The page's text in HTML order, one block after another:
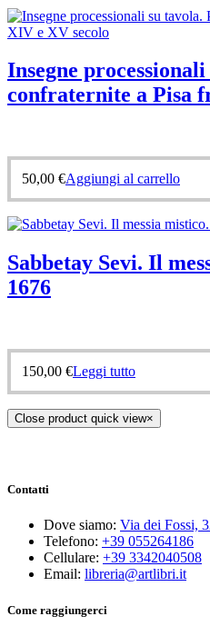
Insegne
confraternite a Pisa
50,00 €Aggiungi al carrello
Sabbetay Sevi. Il
1676
150,00 €Leggi tutto
Close product quick view×
Contatti
Dove siamo: Via dei Fossi,
Telefono: +39 055264186
Cellulare: +39 3342040508
Email: libreria@artlibri.it
Come raggiungerci